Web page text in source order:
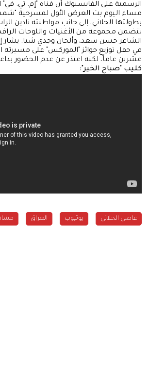
الرسمية على الفايسبوك أن قناة "إم. تي. في"
مساء اليوم بث العرض الأول لمسرحية
بطولتها الحلاني، إلى جانب مواطنته نادين
تتضمن مجموعة من الأغنيات واللوحات
الشاعر حسن سعد، وألحان وجدي شيا. يشار
في حفل توزيع جوائز "الموركس" على مسيرته
عشرين عاماً، لكنه اعتذر عن عدم الحضور
كليب "صباح الخير":
عاصي الحلاني يوتيوب العراق